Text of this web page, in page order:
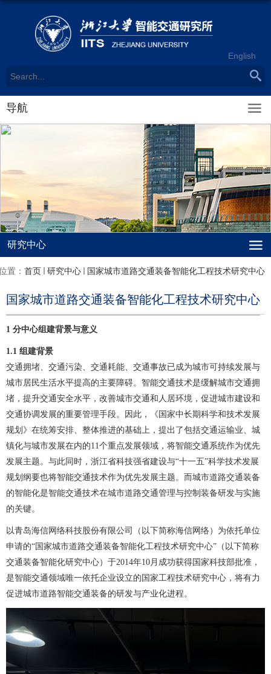
English
导航
研究中心
置： 首页 研究中心 国家城市道路交通装备智能化工程技术研究中心
国家城市道路交通装备智能化工程技术研究中心
1 分中心组建背景与意义
1.1 组建背景
交通拥堵、交通污染、交通耗能、交通事故已成为城市可持续发展与
城市居民生活水平提高的主要障碍。智能交通技术是缓解城市交通拥
堵，提升交通安全水平，改善城市交通和人居环境，促进城市建设和
交通协调发展的重要管理手段。因此，《国家中长期科学和技术发展
规划》在统筹安排、整体推进的基础上，提出了包括交通运输业、城
镇化与城市发展在内的11个重点发展领域，将智能交通系统作为优先
发展主题。与此同时，浙江省科技强省建设与“十一五”科学技术发展
规划纲要也将智能交通技术作为优先发展主题。而城市道路交通装备
的智能化是智能交通技术在城市道路交通管理与控制装备研发与实施
的关键。
以青岛海信网络科技股份有限公司（以下简称海信网络）为依托单位
申请的“国家城市道路交通装备智能化工程技术研究中心”（以下简称
交通装备智能化研究中心）于2014年10月成功获得国家科技部批准，
是智能交通领域唯一依托企业设立的国家工程技术研究中心，将有力
促进城市道路智能交通装备的研发与产业化进程。